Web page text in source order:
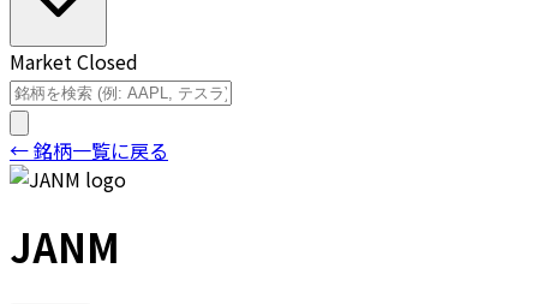
Market Closed
← 銘柄一覧に戻る
JANM